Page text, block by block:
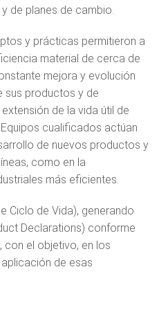
de planes de cambio.
y prácticas permitieron a
material de cerca de
mejora y evolución
sus productos y de
de la vida útil de
cualificados actúan
de nuevos productos y
como en la
más eficientes.
Ciclo de Vida), generando
Declarations) conforme
con el objetivo, en los
de esas